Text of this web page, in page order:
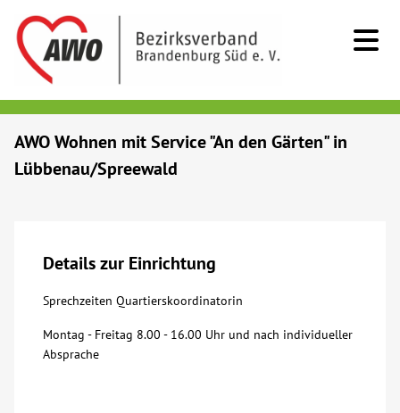
Senioren
Begegnung
AWO Wohnen mit Service "An den Gärten" in
Lübbenau/Spreewald
Details zur Einrichtung
Sprechzeiten Quartierskoordinatorin
Montag - Freitag 8.00 - 16.00 Uhr und nach individueller
Absprache